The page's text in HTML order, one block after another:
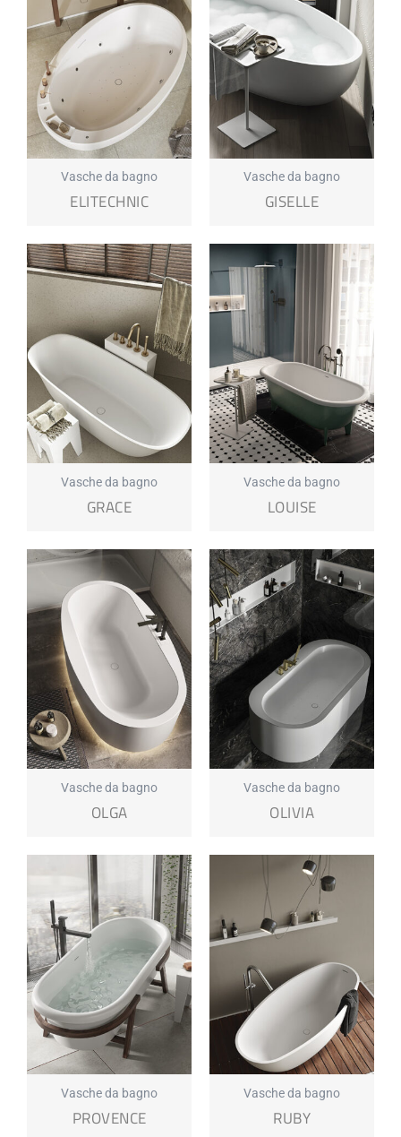
Vasche da bagno
ELITECHNIC
Vasche da bagno
GISELLE
Vasche da bagno
GRACE
Vasche da bagno
LOUISE
Vasche da bagno
OLGA
Vasche da bagno
OLIVIA
Vasche da bagno
PROVENCE
Vasche da bagno
RUBY